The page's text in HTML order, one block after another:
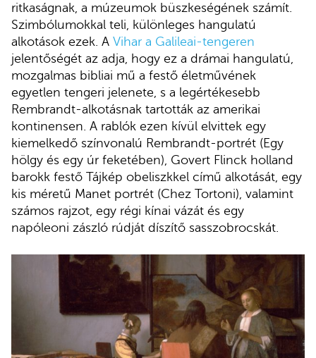
ritkaságnak, a múzeumok büszkeségének számít.
Szimbólumokkal teli, különleges hangulatú
alkotások ezek. A Vihar a Galileai-tengeren
jelentőségét az adja, hogy ez a drámai hangulatú,
mozgalmas bibliai mű a festő életművének
egyetlen tengeri jelenete, s a legértékesebb
Rembrandt-alkotásnak tartották az amerikai
kontinensen. A rablók ezen kívül elvittek egy
kiemelkedő színvonalú Rembrandt-portrét (Egy
hölgy és egy úr feketében), Govert Flinck holland
barokk festő Tájkép obeliszkkel című alkotását, egy
kis méretű Manet portrét (Chez Tortoni), valamint
számos rajzot, egy régi kínai vázát és egy
napóleoni zászló rúdját díszítő sasszobrocskát.